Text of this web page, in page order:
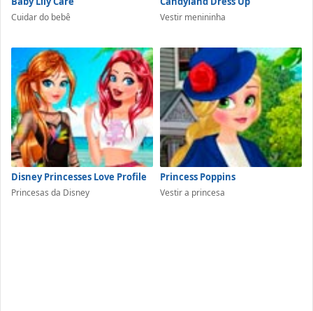
Cuidar do bebê Vestir menininha
Disney Princesses Love Profile
Princesas da Disney
Princess Poppins
Vestir a princesa